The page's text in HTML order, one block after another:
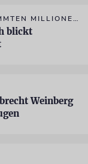
»STIMME DER VERSTUMMTEN MILLIONEN«
blickt
Weinberg